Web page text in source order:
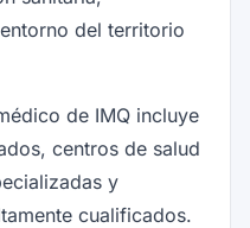
del territorio
de IMQ incluye
centros de salud
y
cualificados.